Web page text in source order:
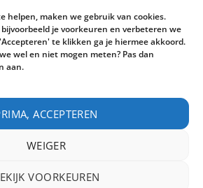
helpen, maken we gebruik van cookies.
je voorkeuren en verbeteren we
te klikken ga je hiermee akkoord.
wel en niet mogen meten? Pas dan
aan.
ACCEPTEREN
WEIGER
VOORKEUREN
Kempische Steenweg 274
BE0862447190
261499